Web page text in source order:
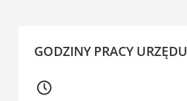
GODZINY PRACY URZĘDU